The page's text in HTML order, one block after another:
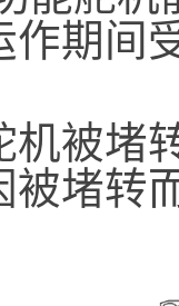
作期间
被堵
被堵转